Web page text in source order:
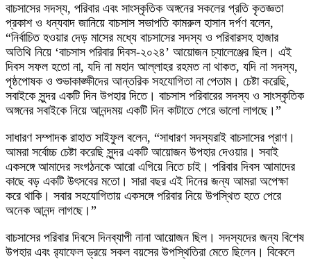
বাচসাসের সদস্য, পরিবার এবং সাংস্কৃতিক অঙ্গনের সকলের প্রতি কৃতজ্ঞতা
প্রকাশ ও ধন্যবাদ জানিয়ে বাচসাস সভাপতি কামরুল হাসান দর্পণ বলেন,
“নির্বাচিত হওয়ার দেড় মাসের মধ্যে বাচসাসের সদস্য ও পরিবারসহ হাজার
অতিথি নিয়ে ‘বাচসাস পরিবার দিবস-২০২৪’ আয়োজন চ্যালেঞ্জের ছিল। এই
দিবস সফল হতো না, যদি না মহান আল্লাহর রহমত না থাকত, যদি না সদস্য,
পৃষ্ঠপোষক ও শুভাকাঙ্ক্ষীদের আন্তরিক সহযোগিতা না পেতাম। চেষ্টা করেছি,
সবাইকে সুন্দর একটি দিন উপহার দিতে। বাচসাস পরিবারের সদস্য ও সাংস্কৃতিক
অঙ্গনের সবাইকে নিয়ে আনন্দময় একটি দিন কাটাতে পেরে ভালো লাগছে।”
সাধারণ সম্পাদক রাহাত সাইফুল বলেন, “সাধারণ সদস্যরাই বাচসাসের প্রাণ।
আমরা সর্বোচ্চ চেষ্টা করেছি সুন্দর একটি আয়োজন উপহার দেওয়ার। সবাই
একসঙ্গে আমাদের সংগঠনকে আরো এগিয়ে নিতে চাই। পরিবার দিবস আমাদের
কাছে বড় একটি উৎসবের মতো। সারা বছর এই দিনের জন্য আমরা অপেক্ষা
করে থাকি। সবার সহযোগিতায় একসঙ্গে পরিবার নিয়ে উপস্থিত হতে পেরে
অনেক আনন্দ লাগছে।”
বাচসাসের পরিবার দিবসে দিনব্যাপী নানা আয়োজন ছিল। সদস্যদের জন্য বিশেষ
উপহার এবং র‌্যাফেল ড্রয়ে সকল বয়সের উপস্থিতিরা মেতে ছিলেন। বিকেলে